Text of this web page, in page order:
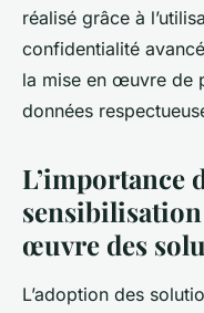
réalisé grâce à
confidentialité
la mise en œuvre de
données
L’importance
œuvre des
L’adoption des